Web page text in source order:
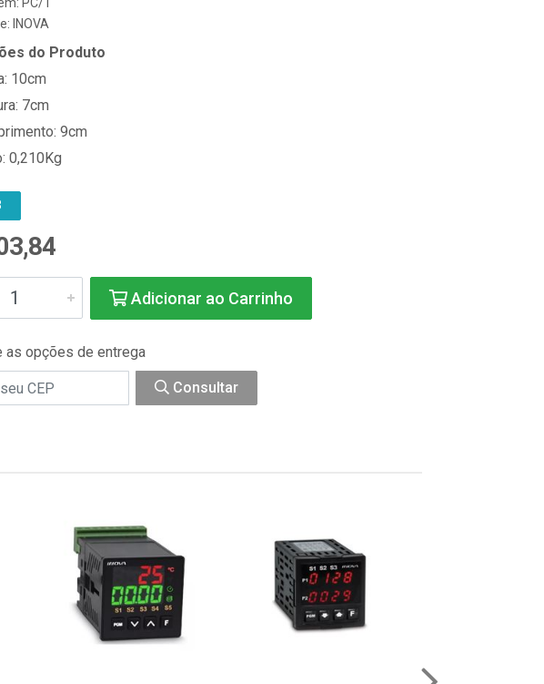
INOVA
do Produto
10cm
7cm
9cm
0,210Kg
Adicionar ao Carrinho
as opções de entrega
Consultar